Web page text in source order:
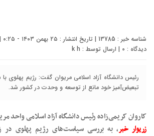
دیدگاه : 0 | ارسال توسط : k h
رئیس دانشگاه آزاد اسلامی مریوان گفت: رژیم پهلوی
تبعیض‌آمیز خود مانع از توسعه و وحدت در کشور شد.
کاروان کریمی‌زاده رئیس دانشگاه آزاد اسلامی واحد
زریوار خبر، به بررسی سیاست‌های رژیم پهلوی در